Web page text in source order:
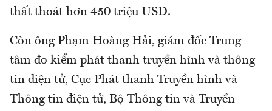
thất thoát hơn 450 triệu USD.
Còn ông Phạm Hoàng Hải, giám đốc Trung
tâm đo kiểm phát thanh truyền hình và thông
tin điện tử, Cục Phát thanh Truyền hình và
Thông tin điện tử, Bộ Thông tin và Truyền